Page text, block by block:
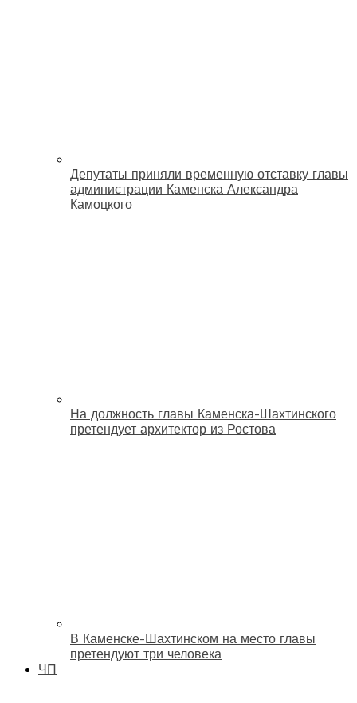
Депутаты приняли временную отставку главы
администрации Каменска Александра
Камоцкого
На должность главы Каменска-Шахтинского
претендует архитектор из Ростова
В Каменске-Шахтинском на место главы
претендуют три человека
ЧП